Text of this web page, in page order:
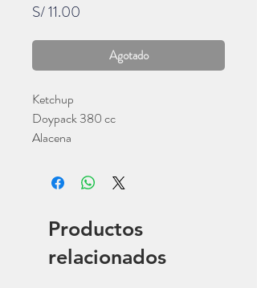
S/ 11.00
Agotado
Ketchup
Doypack 380 cc
Alacena
Productos
relacionados